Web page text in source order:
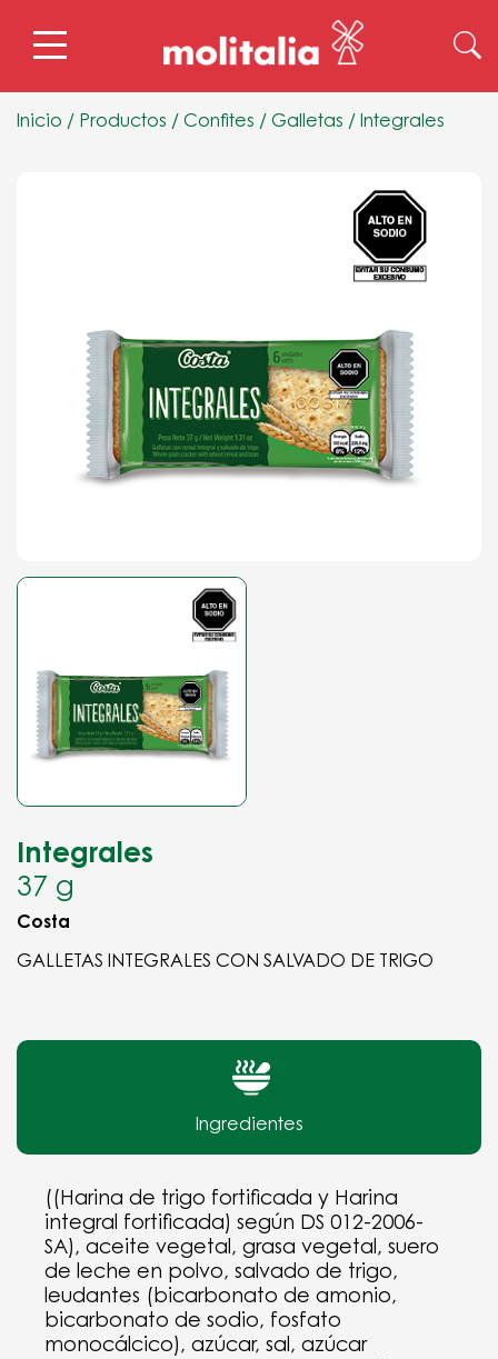
Inicio / Productos / Confites / Galletas / Integrales
Integrales
37 g
Costa
GALLETAS INTEGRALES CON SALVADO DE TRIGO
Ingredientes
((Harina de trigo fortificada y Harina
integral fortificada) según DS 012-2006-
SA), aceite vegetal, grasa vegetal, suero
de leche en polvo, salvado de trigo,
leudantes (bicarbonato de amonio,
bicarbonato de sodio, fosfato
monocálcico), azúcar, sal, azúcar